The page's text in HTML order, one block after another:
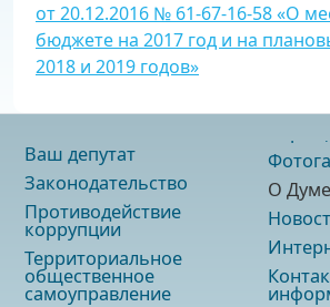
от 20.12.2016 № 61-67-16-58 «О
бюджете на 2017 год и на
2018 и 2019 годов»
Ваш депутат
Законодательство
Противодействие
коррупции
Территориальное
общественное
самоуправление
О Думе